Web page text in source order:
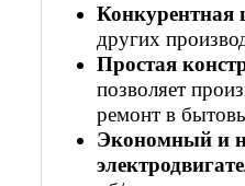
Конкурентная
других
Простая
позволяет
ремонт в
Экономный и